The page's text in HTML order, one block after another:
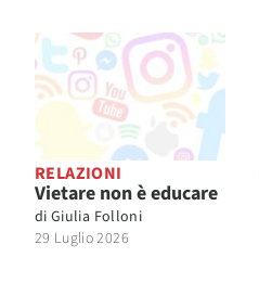
RELAZIONI
Vietare non è educare
di Giulia Folloni
29 Luglio 2026